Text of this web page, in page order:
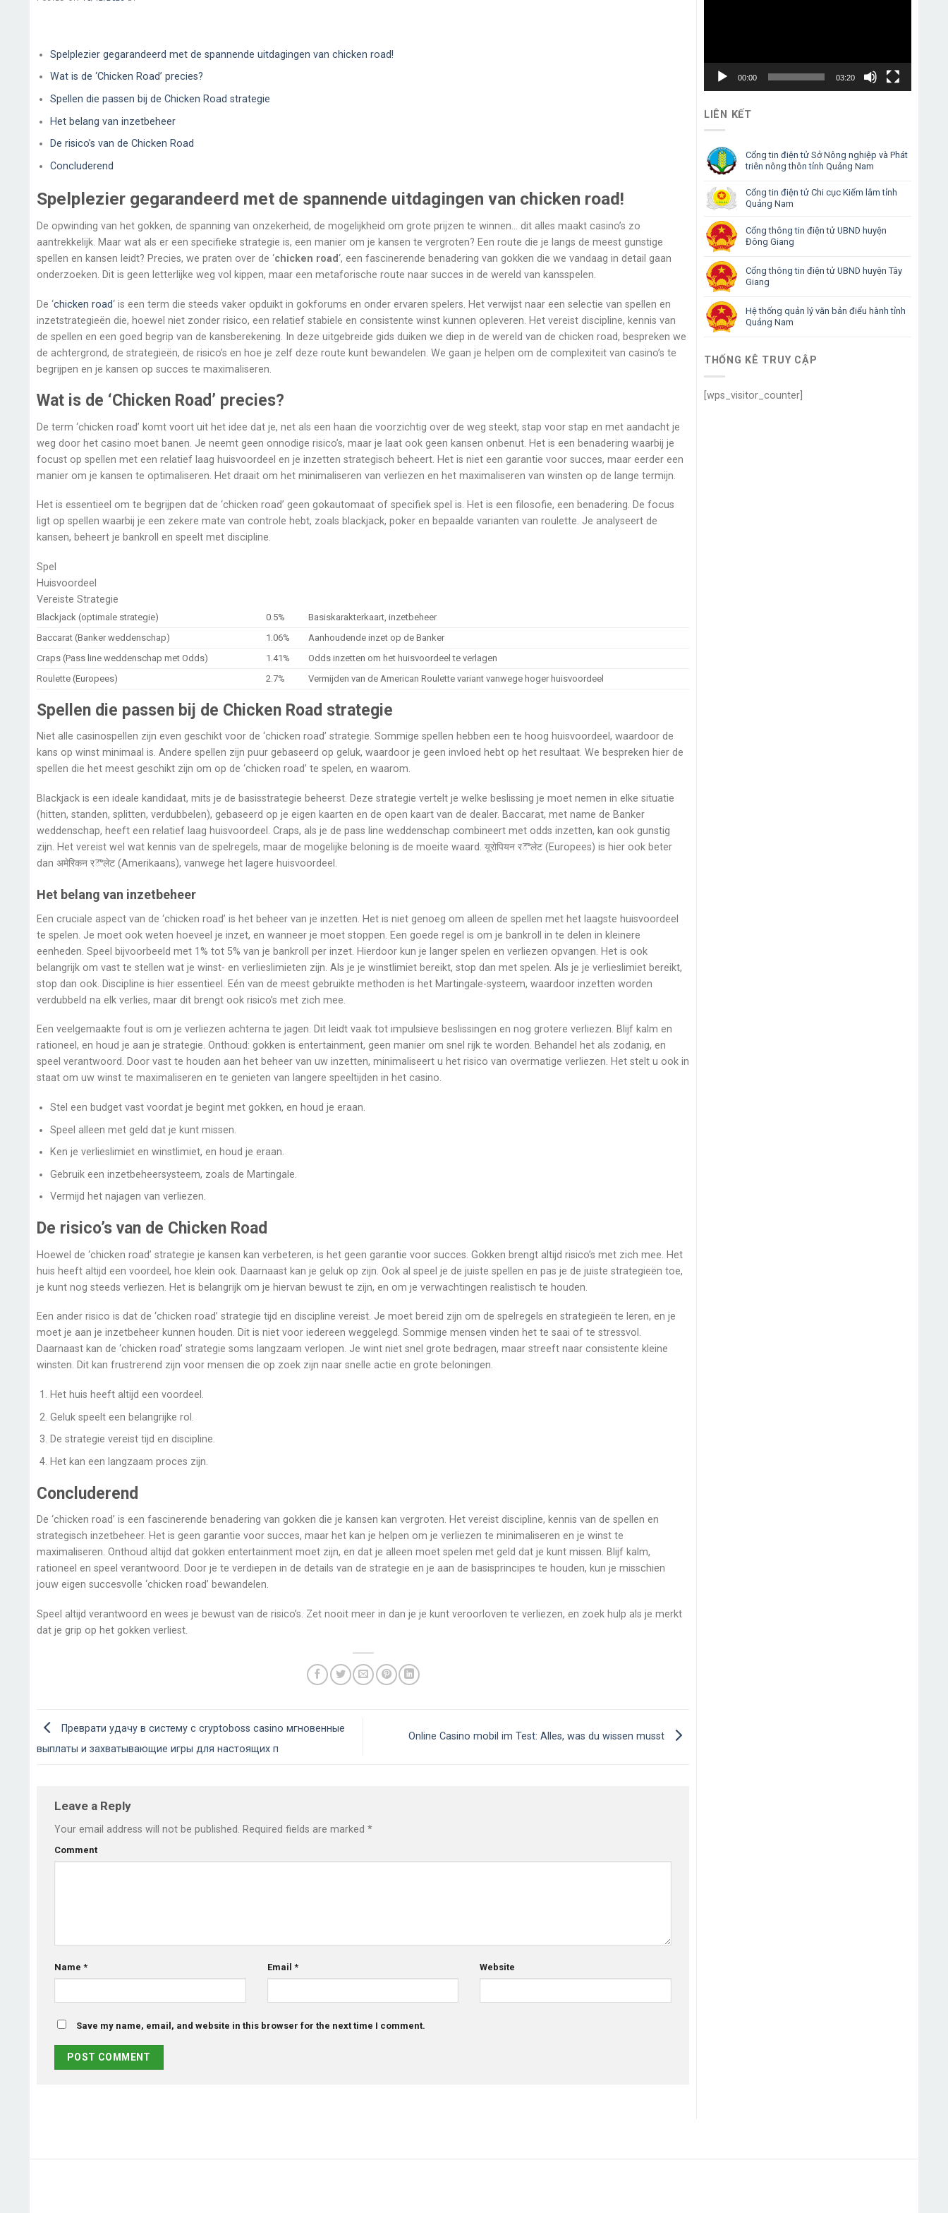
Spelplezier gegarandeerd met de spannende uitdagingen van chicken road!
Wat is de ‘Chicken Road’ precies?
Spellen die passen bij de Chicken Road strategie
Het belang van inzetbeheer
De risico’s van de Chicken Road
Concluderend
Spelplezier gegarandeerd met de spannende uitdagingen van chicken road!
De opwinding van het gokken, de spanning van onzekerheid, de mogelijkheid om grote prijzen te winnen… dit alles maakt casino’s zo
aantrekkelijk. Maar wat als er een specifieke strategie is, een manier om je kansen te vergroten? Een route die je langs de meest gunstige
spellen en kansen leidt? Precies, we praten over de ‘chicken road‘, een fascinerende benadering van gokken die we vandaag in detail gaan
onderzoeken. Dit is geen letterlijke weg vol kippen, maar een metaforische route naar succes in de wereld van kansspelen.
De ‘chicken road‘ is een term die steeds vaker opduikt in gokforums en onder ervaren spelers. Het verwijst naar een selectie van spellen en
inzetstrategieën die, hoewel niet zonder risico, een relatief stabiele en consistente winst kunnen opleveren. Het vereist discipline, kennis van
de spellen en een goed begrip van de kansberekening. In deze uitgebreide gids duiken we diep in de wereld van de chicken road, bespreken we
de achtergrond, de strategieën, de risico’s en hoe je zelf deze route kunt bewandelen. We gaan je helpen om de complexiteit van casino’s te
begrijpen en je kansen op succes te maximaliseren.
Wat is de ‘Chicken Road’ precies?
De term ‘chicken road’ komt voort uit het idee dat je, net als een haan die voorzichtig over de weg steekt, stap voor stap en met aandacht je
weg door het casino moet banen. Je neemt geen onnodige risico’s, maar je laat ook geen kansen onbenut. Het is een benadering waarbij je
focust op spellen met een relatief laag huisvoordeel en je inzetten strategisch beheert. Het is niet een garantie voor succes, maar eerder een
manier om je kansen te optimaliseren. Het draait om het minimaliseren van verliezen en het maximaliseren van winsten op de lange termijn.
Het is essentieel om te begrijpen dat de ‘chicken road’ geen gokautomaat of specifiek spel is. Het is een filosofie, een benadering. De focus
ligt op spellen waarbij je een zekere mate van controle hebt, zoals blackjack, poker en bepaalde varianten van roulette. Je analyseert de
kansen, beheert je bankroll en speelt met discipline.
Spel
Huisvoordeel
Vereiste Strategie
Blackjack (optimale strategie) 0.5%
Basiskarakterkaart, inzetbeheer
Baccarat (Banker weddenschap)
1.06%
Aanhoudende inzet op de Banker
Craps (Pass line weddenschap met Odds)
1.41%
Odds inzetten om het huisvoordeel te verlagen
Roulette (Europees)
2.7% Vermijden van de American Roulette variant vanwege hoger huisvoordeel
Spellen die passen bij de Chicken Road strategie
Niet alle casinospellen zijn even geschikt voor de ‘chicken road’ strategie. Sommige spellen hebben een te hoog huisvoordeel, waardoor de
kans op winst minimaal is. Andere spellen zijn puur gebaseerd op geluk, waardoor je geen invloed hebt op het resultaat. We bespreken hier de
spellen die het meest geschikt zijn om op de ‘chicken road’ te spelen, en waarom.
Blackjack is een ideale kandidaat, mits je de basisstrategie beheerst. Deze strategie vertelt je welke beslissing je moet nemen in elke situatie
(hitten, standen, splitten, verdubbelen), gebaseerd op je eigen kaarten en de open kaart van de dealer. Baccarat, met name de Banker
weddenschap, heeft een relatief laag huisvoordeel. Craps, als je de pass line weddenschap combineert met odds inzetten, kan ook gunstig
zijn. Het vereist wel wat kennis van de spelregels, maar de mogelijke beloning is de moeite waard. यूरोपियन रౌलेट (Europees) is hier ook beter
dan अमेरिकन रౌलेट (Amerikaans), vanwege het lagere huisvoordeel.
Het belang van inzetbeheer
Een cruciale aspect van de ‘chicken road’ is het beheer van je inzetten. Het is niet genoeg om alleen de spellen met het laagste huisvoordeel
te spelen. Je moet ook weten hoeveel je inzet, en wanneer je moet stoppen. Een goede regel is om je bankroll in te delen in kleinere
eenheden. Speel bijvoorbeeld met 1% tot 5% van je bankroll per inzet. Hierdoor kun je langer spelen en verliezen opvangen. Het is ook
belangrijk om vast te stellen wat je winst- en verlieslimieten zijn. Als je je winstlimiet bereikt, stop dan met spelen. Als je je verlieslimiet bereikt,
stop dan ook. Discipline is hier essentieel. Eén van de meest gebruikte methoden is het Martingale-systeem, waardoor inzetten worden
verdubbeld na elk verlies, maar dit brengt ook risico’s met zich mee.
Een veelgemaakte fout is om je verliezen achterna te jagen. Dit leidt vaak tot impulsieve beslissingen en nog grotere verliezen. Blijf kalm en
rationeel, en houd je aan je strategie. Onthoud: gokken is entertainment, geen manier om snel rijk te worden. Behandel het als zodanig, en
speel verantwoord. Door vast te houden aan het beheer van uw inzetten, minimaliseert u het risico van overmatige verliezen. Het stelt u ook in
staat om uw winst te maximaliseren en te genieten van langere speeltijden in het casino.
Stel een budget vast voordat je begint met gokken, en houd je eraan.
Speel alleen met geld dat je kunt missen.
Ken je verlieslimiet en winstlimiet, en houd je eraan.
Gebruik een inzetbeheersysteem, zoals de Martingale.
Vermijd het najagen van verliezen.
De risico’s van de Chicken Road
Hoewel de ‘chicken road’ strategie je kansen kan verbeteren, is het geen garantie voor succes. Gokken brengt altijd risico’s met zich mee. Het
huis heeft altijd een voordeel, hoe klein ook. Daarnaast kan je geluk op zijn. Ook al speel je de juiste spellen en pas je de juiste strategieën toe,
je kunt nog steeds verliezen. Het is belangrijk om je hiervan bewust te zijn, en om je verwachtingen realistisch te houden.
Een ander risico is dat de ‘chicken road’ strategie tijd en discipline vereist. Je moet bereid zijn om de spelregels en strategieën te leren, en je
moet je aan je inzetbeheer kunnen houden. Dit is niet voor iedereen weggelegd. Sommige mensen vinden het te saai of te stressvol.
Daarnaast kan de ‘chicken road’ strategie soms langzaam verlopen. Je wint niet snel grote bedragen, maar streeft naar consistente kleine
winsten. Dit kan frustrerend zijn voor mensen die op zoek zijn naar snelle actie en grote beloningen.
Het huis heeft altijd een voordeel.
Geluk speelt een belangrijke rol.
De strategie vereist tijd en discipline.
Het kan een langzaam proces zijn.
Concluderend
De ‘chicken road’ is een fascinerende benadering van gokken die je kansen kan vergroten. Het vereist discipline, kennis van de spellen en
strategisch inzetbeheer. Het is geen garantie voor succes, maar het kan je helpen om je verliezen te minimaliseren en je winst te
maximaliseren. Onthoud altijd dat gokken entertainment moet zijn, en dat je alleen moet spelen met geld dat je kunt missen. Blijf kalm,
rationeel en speel verantwoord. Door je te verdiepen in de details van de strategie en je aan de basisprincipes te houden, kun je misschien
jouw eigen succesvolle ‘chicken road’ bewandelen.
Speel altijd verantwoord en wees je bewust van de risico’s. Zet nooit meer in dan je je kunt veroorloven te verliezen, en zoek hulp als je merkt
dat je grip op het gokken verliest.
Преврати удачу в систему с cryptoboss casino мгновенные
выплаты и захватывающие игры для настоящих п
Online Casino mobil im Test: Alles, was du wissen musst
Leave a Reply
Your email address will not be published. Required fields are marked *
Comment
Name * Email * Website
Save my name, email, and website in this browser for the next time I comment.
00:00 03:20
LIÊN KẾT
Cổng tin điện tử Sở Nông nghiệp và Phát
triên nông thôn tỉnh Quảng Nam
Cổng tin điện tử Chi cục Kiểm lâm tỉnh
Quảng Nam
Cổng thông tin điện tử UBND huyện
Đông Giang
Cổng thông tin điện tử UBND huyện Tây
Giang
Hệ thống quản lý văn bản điểu hành tỉnh
Quảng Nam
THỐNG KÊ TRUY CẬP
[wps_visitor_counter]